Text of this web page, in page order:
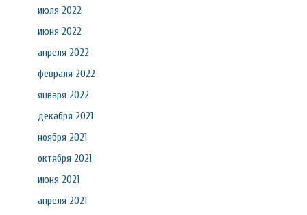
июля 2022
июня 2022
апреля 2022
февраля 2022
января 2022
декабря 2021
ноября 2021
октября 2021
июня 2021
апреля 2021